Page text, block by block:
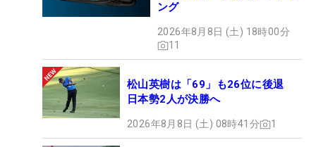
ング
2026年8月8日 (土) 18時00分
11
松山英樹は「69」も26位に後退
日本勢2人が決勝へ
2026年8月8日 (土) 08時41分 1